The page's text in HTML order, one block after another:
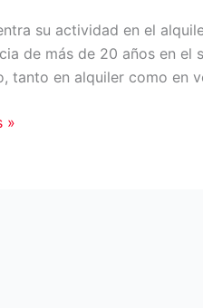
su actividad en el
de más de 20 años en el
tanto en alquiler como en
»